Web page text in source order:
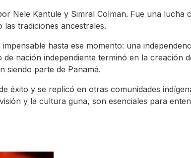
Nele Kantule y Simral Colman. Fue una
tradiciones ancestrales.
hasta ese momento: una
nación independiente terminó en la creación
siendo parte de Panamá.
éxito y se replicó en otras comunidades
y la cultura guna, son esenciales para